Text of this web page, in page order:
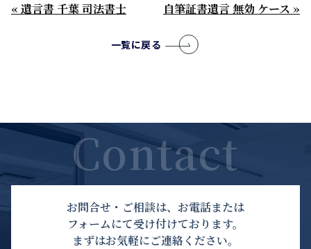
« 遺言書 千葉 司法書士 自筆証書遺言 無効 ケース »
一覧に戻る
お問合せ・ご相談は、お電話または
フォームにて受け付けております。
まずはお気軽にご連絡ください。